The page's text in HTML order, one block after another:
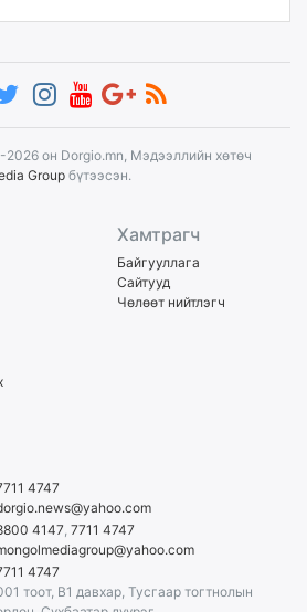
он Dorgio.mn, Мэдээллийн хөтөч
Group бүтээсэн.
Хамтрагч
Байгууллага
Сайтууд
Чөлөөт нийтлэгч
4747
4147 7711 4747
4747
тоот, B1 давхар, Тусгаар тогтнолын